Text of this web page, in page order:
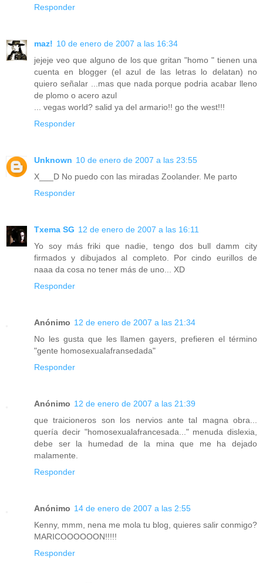
Responder
maz! 10 de enero de 2007 a las 16:34
jejeje veo que alguno de los que gritan "homo " tienen una
cuenta en blogger (el azul de las letras lo delatan) no
quiero señalar ...mas que nada porque podria acabar lleno
de plomo o acero azul
... vegas world? salid ya del armario!! go the west!!!
Responder
Unknown 10 de enero de 2007 a las 23:55
X___D No puedo con las miradas Zoolander. Me parto
Responder
Txema SG 12 de enero de 2007 a las 16:11
Yo soy más friki que nadie, tengo dos bull damm city
firmados y dibujados al completo. Por cindo eurillos de
naaa da cosa no tener más de uno... XD
Responder
Anónimo 12 de enero de 2007 a las 21:34
No les gusta que les llamen gayers, prefieren el término
"gente homosexualafransedada"
Responder
Anónimo 12 de enero de 2007 a las 21:39
que traicioneros son los nervios ante tal magna obra...
quería decir "homosexualafrancesada..." menuda dislexia,
debe ser la humedad de la mina que me ha dejado
malamente.
Responder
Anónimo 14 de enero de 2007 a las 2:55
Kenny, mmm, nena me mola tu blog, quieres salir conmigo?
MARICOOOOOON!!!!!
Responder